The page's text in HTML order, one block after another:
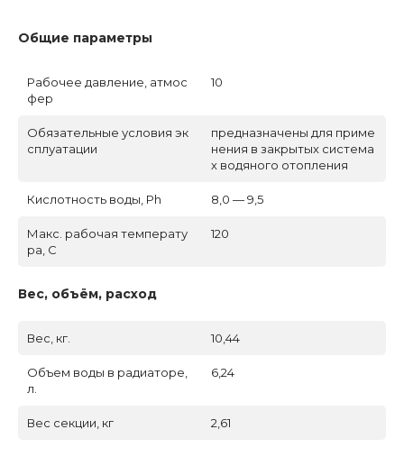
Общие параметры
Рабочее давление, атмос
фер
10
Обязательные условия эк
сплуатации
предназначены для приме
нения в закрытых система
х водяного отопления
Кислотность воды, Ph 8,0 — 9,5
Макс. рабочая температу
ра, C
120
Вес, объём, расход
Вес, кг. 10,44
Объем воды в радиаторе,
л.
6,24
Вес секции, кг 2,61